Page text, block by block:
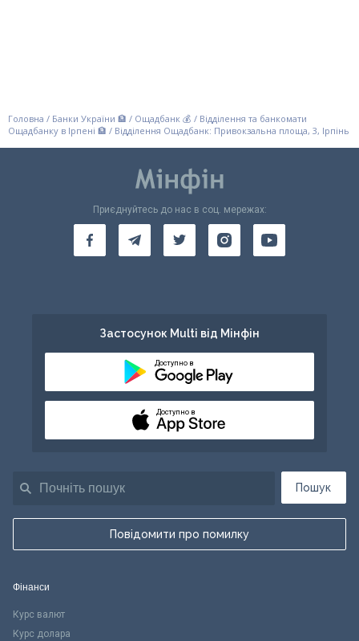
Головна / Банки України 🏦 / Ощадбанк 💰 / Відділення та банкомати
Ощадбанку в Ірпені 🏦 / Відділення Ощадбанк: Привокзальна площа, 3, Ірпінь
Пошук
Повідомити про помилку
Приєднуйтесь до нас в соц. мережах:
Застосунок Multi від Мінфін
Доступно в
Доступно в
Фінанси
Курс валют
Курс долара